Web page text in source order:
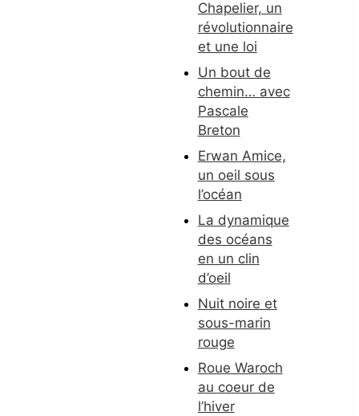
Chapelier, un
révolutionnaire
et une loi
Un bout de
chemin… avec
Pascale
Breton
Erwan Amice,
un oeil sous
l’océan
La dynamique
des océans
en un clin
d’oeil
Nuit noire et
sous-marin
rouge
Roue Waroch
au coeur de
l’hiver